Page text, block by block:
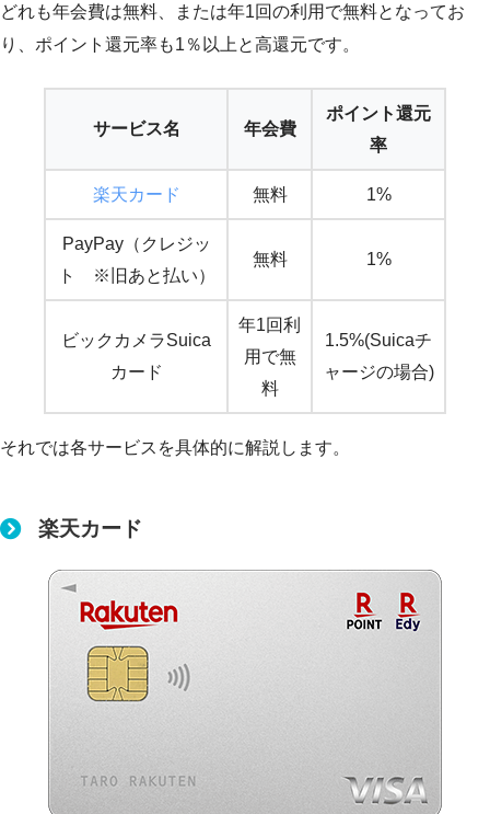
どれも年会費は無料、または年1回の利用で無料となってお
り、ポイント還元率も1％以上と高還元です。
サービス名 年会費
ポイント還元
率
楽天カード 無料 1%
PayPay（クレジッ
ト ※旧あと払い）
無料 1%
ビックカメラSuica
カード
年1回利
用で無
料
1.5%(Suicaチ
ャージの場合)
それでは各サービスを具体的に解説します。
楽天カード